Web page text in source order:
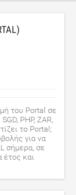
του Portal σε
PHP, ZAR,
το Portal;
για να
σήμερα, σε
έτος και